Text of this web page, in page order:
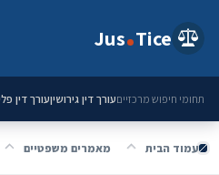
Jus Tice
תחומי חיפוש מרכזייםעורך דין גירושיןעורך דין
עמוד הבית מאמרים משפטיים